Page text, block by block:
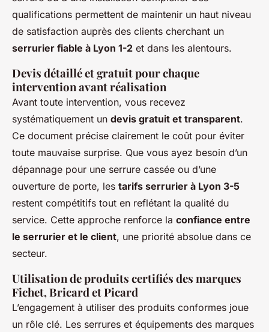
qualifications permettent de maintenir un haut niveau
de satisfaction auprès des clients cherchant un
serrurier fiable à Lyon 1-2 et dans les alentours.
Devis détaillé et gratuit pour chaque
intervention avant réalisation
Avant toute intervention, vous recevez
systématiquement un devis gratuit et transparent.
Ce document précise clairement le coût pour éviter
toute mauvaise surprise. Que vous ayez besoin d’un
dépannage pour une serrure cassée ou d’une
ouverture de porte, les tarifs serrurier à Lyon 3-5
restent compétitifs tout en reflétant la qualité du
service. Cette approche renforce la confiance entre
le serrurier et le client, une priorité absolue dans ce
secteur.
Utilisation de produits certifiés des marques
Fichet, Bricard et Picard
L’engagement à utiliser des produits conformes joue
un rôle clé. Les serrures et équipements des marques